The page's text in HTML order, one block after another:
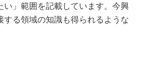
い」範囲を記載しています。今興
る領域の知識も得られるような